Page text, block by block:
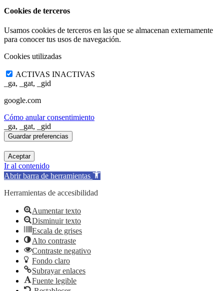
Cookies de terceros
Usamos cookies de terceros en las que se almacenan externamente
para conocer tus usos de navegación.
Cookies utilizadas
ACTIVAS INACTIVAS
_ga, _gat, _gid
google.com
Cómo anular consentimiento
_ga, _gat, _gid
Aceptar
Ir al contenido
Abrir barra de herramientas
Herramientas de accesibilidad
Aumentar texto
Disminuir texto
Escala de grises
Alto contraste
Contraste negativo
Fondo claro
Subrayar enlaces
Fuente legible